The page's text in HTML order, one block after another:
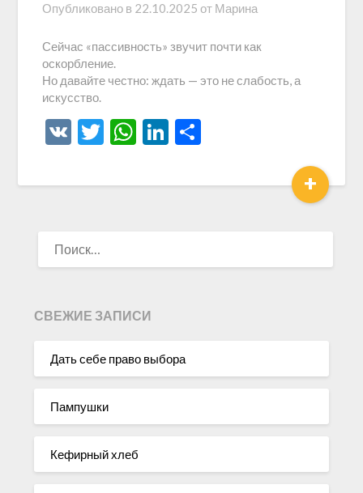
Опубликовано в 22.10.2025 от Марина
Сейчас «пассивность» звучит почти как
оскорбление.
Но давайте честно: ждать — это не слабость, а
искусство.
VK Twitter
WhatsApp
LinkedIn
+
СВЕЖИЕ ЗАПИСИ
Дать себе право выбора
Пампушки
Кефирный хлеб